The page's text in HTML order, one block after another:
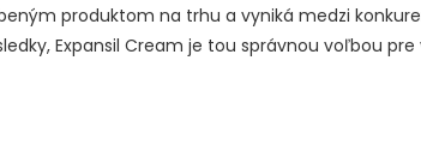
produktom na trhu a vyniká medzi
Expansil Cream je tou správnou voľbou pre